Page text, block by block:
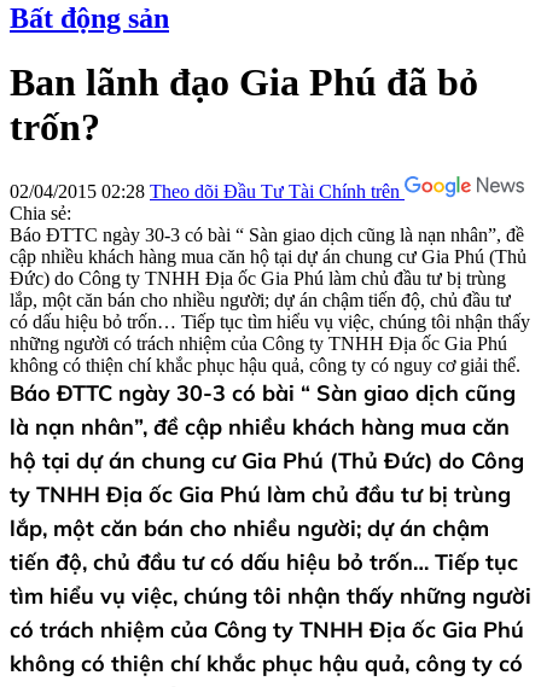
Bất động sản
Ban lãnh đạo Gia Phú đã bỏ
trốn?
02/04/2015 02:28 Theo dõi Đầu Tư Tài Chính trên
Chia sẻ:
Báo ĐTTC ngày 30-3 có bài “ Sàn giao dịch cũng là nạn nhân”, đề
cập nhiều khách hàng mua căn hộ tại dự án chung cư Gia Phú (Thủ
Đức) do Công ty TNHH Địa ốc Gia Phú làm chủ đầu tư bị trùng
lắp, một căn bán cho nhiều người; dự án chậm tiến độ, chủ đầu tư
có dấu hiệu bỏ trốn… Tiếp tục tìm hiểu vụ việc, chúng tôi nhận thấy
những người có trách nhiệm của Công ty TNHH Địa ốc Gia Phú
không có thiện chí khắc phục hậu quả, công ty có nguy cơ giải thể.
Báo ĐTTC ngày 30-3 có bài “ Sàn giao dịch cũng
là nạn nhân”, đề cập nhiều khách hàng mua căn
hộ tại dự án chung cư Gia Phú (Thủ Đức) do Công
ty TNHH Địa ốc Gia Phú làm chủ đầu tư bị trùng
lắp, một căn bán cho nhiều người; dự án chậm
tiến độ, chủ đầu tư có dấu hiệu bỏ trốn… Tiếp tục
tìm hiểu vụ việc, chúng tôi nhận thấy những người
có trách nhiệm của Công ty TNHH Địa ốc Gia Phú
không có thiện chí khắc phục hậu quả, công ty có